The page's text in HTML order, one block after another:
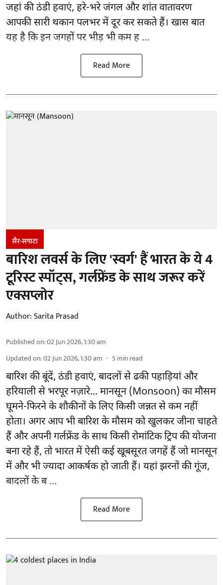
जहां की ठंडी हवाएं, हरे-भरे जंगल और शांत वातावरण
आपकी सारी थकान पलभर में दूर कर सकते हैं। खास बात
यह है कि इन जगहों पर भीड़ भी कम ह ...
Read More
सैर-सपाटा
बारिश लवर्स के लिए 'स्वर्ग' हैं भारत के ये 4
टूरिस्ट स्पॉट्स, गर्लफ्रेंड के साथ जरूर करें
एक्सप्लोर
Author:Sarita Prasad
Published on:02 Jun 2026, 1:30 am
Updated on:02 Jun 2026, 1:30 am 5min read
बारिश की बूंदें, ठंडी हवाएं, बादलों से ढकी पहाड़ियां और
हरियाली से भरपूर नज़ारे... मानसून (Monsoon) का मौसम
घूमने-फिरने के शौकीनों के लिए किसी जन्नत से कम नहीं
होता। अगर आप भी बारिश के मौसम को खुलकर जीना चाहते
हैं और अपनी गर्लफ्रेंड के साथ किसी रोमांटिक ट्रिप की योजना
बना रहे हैं, तो भारत में ऐसी कई खूबसूरत जगहें हैं जो मानसून
में और भी ज्यादा आकर्षक हो जाती हैं। यहां झरनों की गूंज,
बादलों के ब ...
Read More